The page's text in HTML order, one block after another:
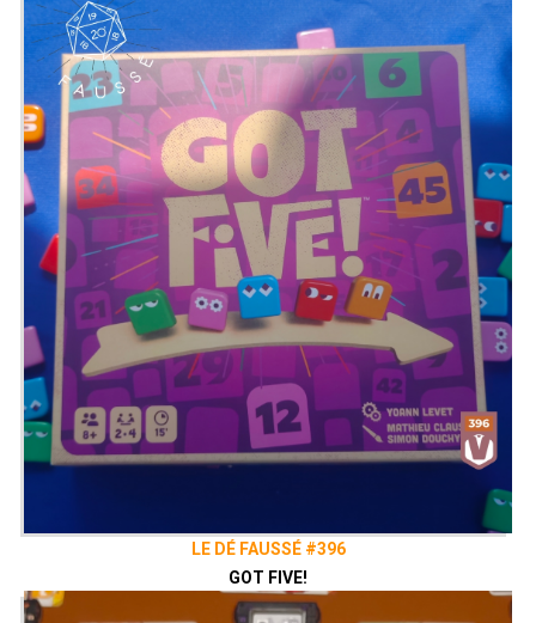
pour voler des cookies. Restez vigilants
et sur vos gardes ! Des gardiens de zoo
patrouillent sans arrêt et ils ne veulent
rien d'autre que vous ramener dans ce
zoo le plus vite possible !
Lequel de vous deux se taillera la plus
grosse part du larcin ?
Présenté par Alex&Zephiriel
Twitter@ledefausse
Instagram
Le Dé Faussé
Facebook Le Dé Faussé
LE DÉ FAUSSÉ #396
GOT FIVE!